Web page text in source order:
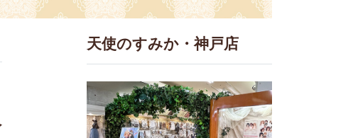
天使のすみか・神戸店